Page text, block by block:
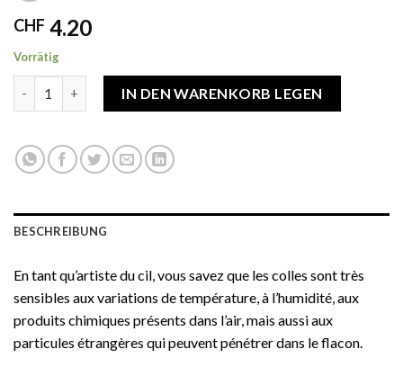
CHF 4.20
Vorrätig
IN DEN WARENKORB LEGEN
BESCHREIBUNG
En tant qu’artiste du cil, vous savez que les colles sont très
sensibles aux variations de température, à l’humidité, aux
produits chimiques présents dans l’air, mais aussi aux
particules étrangères qui peuvent pénétrer dans le flacon.